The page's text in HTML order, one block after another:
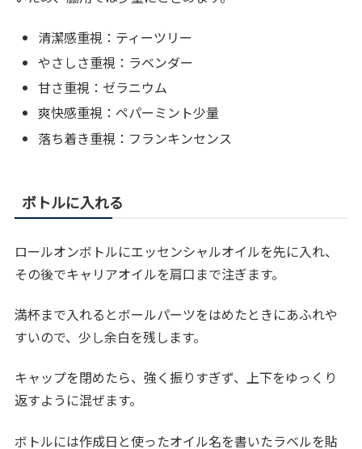
清潔感重視：ティーツリー
やさしさ重視：ラベンダー
甘さ重視：ゼラニウム
爽快感重視：ペパーミント少量
落ち着き重視：フランキンセンス
ボトルに入れる
ロールオンボトルにエッセンシャルオイルを先に入れ、
その後でキャリアオイルを肩口まで注ぎます。
満杯まで入れるとボールパーツをはめたときにあふれや
すいので、少し余白を残します。
キャップを閉めたら、強く振りすぎず、上下をゆっくり
返すように混ぜます。
ボトルには作成日と使ったオイル名を書いたラベルを貼